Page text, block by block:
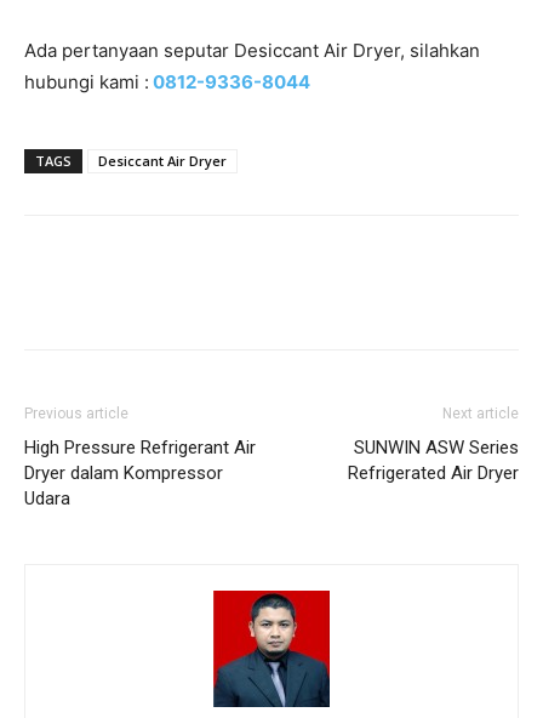
Ada pertanyaan seputar Desiccant Air Dryer, silahkan
hubungi kami : 0812-9336-8044
TAGS Desiccant Air Dryer
Previous article
High Pressure Refrigerant Air
Dryer dalam Kompressor
Udara
Next article
SUNWIN ASW Series
Refrigerated Air Dryer